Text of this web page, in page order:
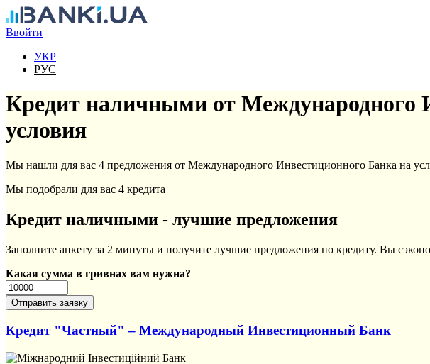
Перейти к основному содержанию
Ввойти
УКР
РУС
Кредит наличными от Международного
условия
Мы нашли для вас 4 предложения от Международного Инвестиционного Банка на
Мы подобрали для вас 4 кредита
Кредит наличными - лучшие предложения
Заполните анкету за 2 минуты и получите лучшие предложения по кредиту. Вы
Какая сумма в гривнах вам нужна?
Кредит "Частный" – Международный Инвестиционный Банк